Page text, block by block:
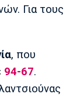
Για τους
, που
94-67.